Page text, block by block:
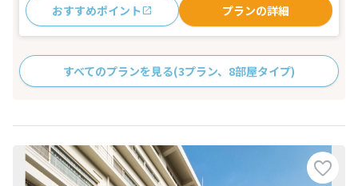
おすすめポイント プランの詳細
すべてのプランを見る(3プラン、8部屋タイプ)